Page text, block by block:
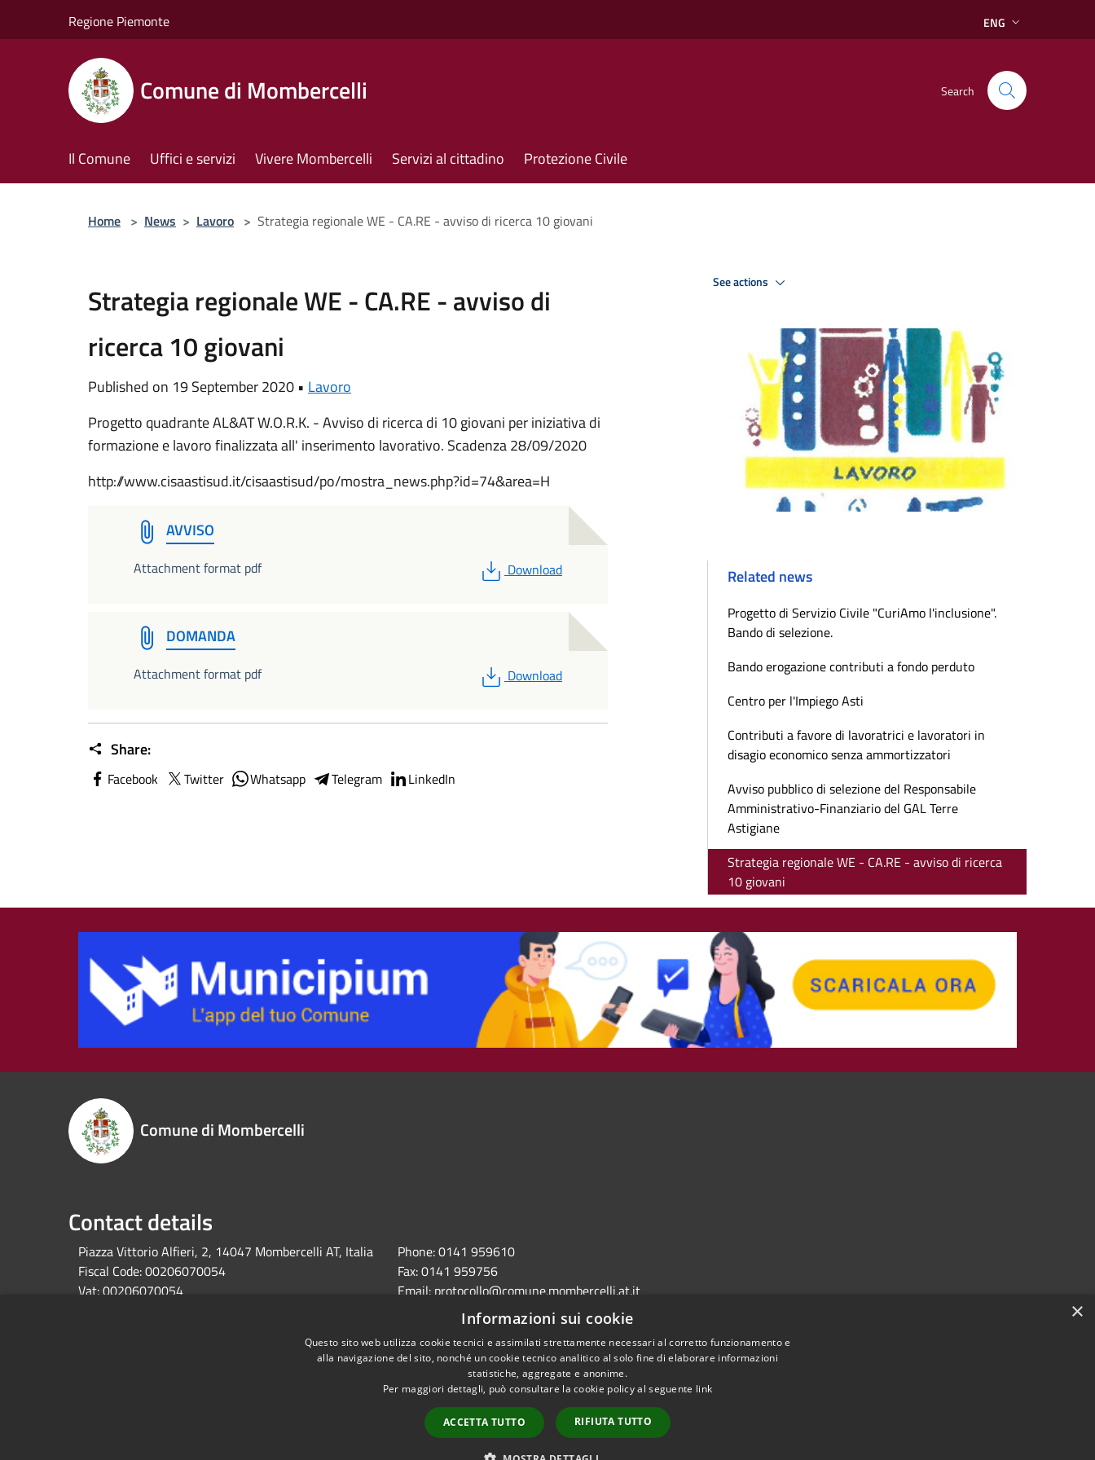
Regione Piemonte ENG
Comune di Mombercelli Search
Il Comune Uffici e servizi Vivere Mombercelli Servizi al cittadino Protezione Civile
Home > News > Lavoro > Strategia regionale WE - CA.RE - avviso di ricerca 10 giovani
Strategia regionale WE - CA.RE - avviso di
ricerca 10 giovani
Published on 19 September 2020 • Lavoro
Progetto quadrante AL&AT W.O.R.K. - Avviso di ricerca di 10 giovani per iniziativa di
formazione e lavoro finalizzata all' inserimento lavorativo. Scadenza 28/09/2020
http://www.cisaastisud.it/cisaastisud/po/mostra_news.php?id=74&area=H
AVVISO
Attachment format pdf PDF
Download
DOMANDA
Attachment format pdf PDF
Download
Share:
Facebook Twitter Whatsapp Telegram LinkedIn
See actions
Related news
Progetto di Servizio Civile "CuriAmo l'inclusione".
Bando di selezione.
Bando erogazione contributi a fondo perduto
Centro per l'Impiego Asti
Contributi a favore di lavoratrici e lavoratori in
disagio economico senza ammortizzatori
Avviso pubblico di selezione del Responsabile
Amministrativo-Finanziario del GAL Terre
Astigiane
Strategia regionale WE - CA.RE - avviso di ricerca
10 giovani
Comune di Mombercelli
Contact details
Piazza Vittorio Alfieri, 2, 14047 Mombercelli AT, Italia
Fiscal Code:00206070054
Vat:00206070054
Phone:0141 959610
Fax:0141 959756
Email: protocollo@comune.mombercelli.at.it
comune.mombercelli.at@cert.legalmail.it
Dichiarazione di accessibilità
×
Informazioni sui cookie
Questo sito web utilizza cookie tecnici e assimilati strettamente necessari al corretto funzionamento e
alla navigazione del sito, nonché un cookie tecnico analitico al solo fine di elaborare informazioni
statistiche, aggregate e anonime.
Per maggiori dettagli, può consultare la cookie policy al seguente link
ACCETTA TUTTO RIFIUTA TUTTO